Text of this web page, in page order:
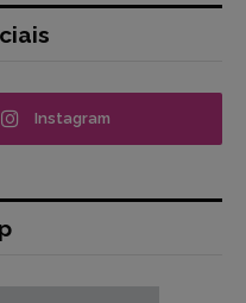
Instagram